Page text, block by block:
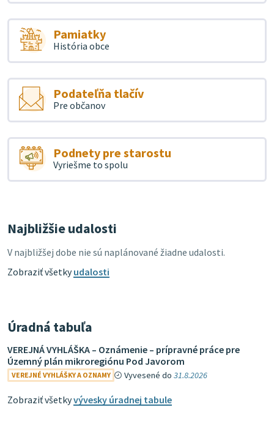
Pamiatky
História obce
Podateľňa tlačív
Pre občanov
Podnety pre starostu
Vyriešme to spolu
Najbližšie udalosti
V najbližšej dobe nie sú naplánované žiadne udalosti.
Zobraziť všetkyudalosti
Úradná tabuľa
VEREJNÁ VYHLÁŠKA – Oznámenie – prípravné práce pre
Územný plán mikroregiónu Pod Javorom
VEREJNÉ VYHLÁŠKY A OZNAMY Vyvesené do31.8.2026
Zobraziť všetkyvývesky úradnej tabule